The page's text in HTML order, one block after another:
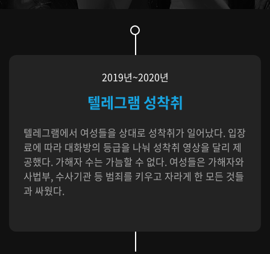
2019년~2020년
텔레그램 성착취
텔레그램에서 여성들을 상대로 성착취가 일어났다. 입장
료에 따라 대화방의 등급을 나눠 성착취 영상을 달리 제
공했다. 가해자 수는 가늠할 수 없다. 여성들은 가해자와
사법부, 수사기관 등 범죄를 키우고 자라게 한 모든 것들
과 싸웠다.